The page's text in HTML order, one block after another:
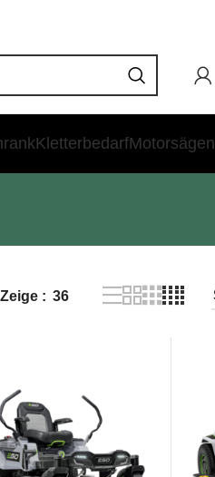
KletterbedarfMotorsägen
Zeige 36